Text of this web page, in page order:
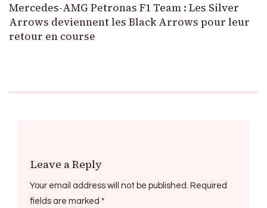
Mercedes-AMG Petronas F1 Team : Les Silver
Arrows deviennent les Black Arrows pour leur
retour en course
Leave a Reply
Your email address will not be published. Required
fields are marked *